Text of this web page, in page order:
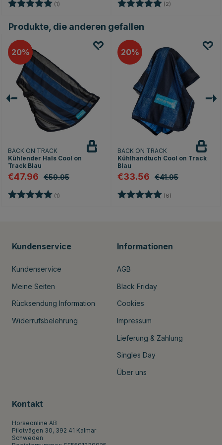
Bewertung: (1) Bewertung: (2)
Produkte, die anderen gefallen
20
BACK ON TRACK
Kühlender Hals Cool on
Track Blau
€47.96 €59.95
Bewertung: (1)
20
BACK ON TRACK
Kühlhandtuch Cool on Track
Blau
€33.56 €41.95
Bewertung: (6)
Kundenservice
Kundenservice
Meine Seiten
Rücksendung Information
Widerrufsbelehrung
Informationen
AGB
Black Friday
Cookies
Impressum
Lieferung & Zahlung
Singles Day
Über uns
Kontakt
Horseonline AB
Pilotvägen 30, 392 41 Kalmar
Schweden